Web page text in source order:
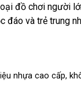
đồ chơi người
đáo và trẻ trung
nhựa cao cấp,